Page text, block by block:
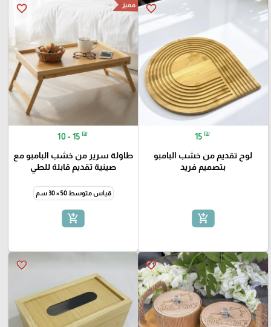
favorite_border
15 ₪
لوح تقديم من خشب البامبو
بتصميم فريد
add_shopping_cart
favorite_border مميز
10 - 15 ₪
طاولة سرير من خشب البامبو مع
صينية تقديم قابلة للطي
قياس متوسط 50 × 30 سم
add_shopping_cart
favorite_border
favorite_border